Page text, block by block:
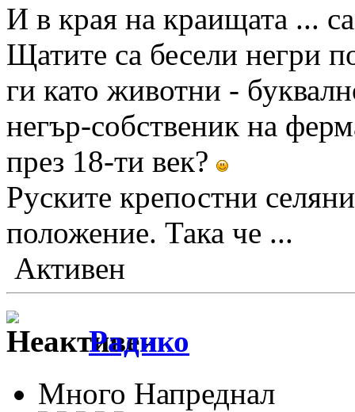
И в края на краищата ...
Щатите са бесели негри
ги като животни -
негър-собственик на
през 18-ти век?
Руските крепостни
положение. Така че ...
Активен
Радико
Много Напреднал